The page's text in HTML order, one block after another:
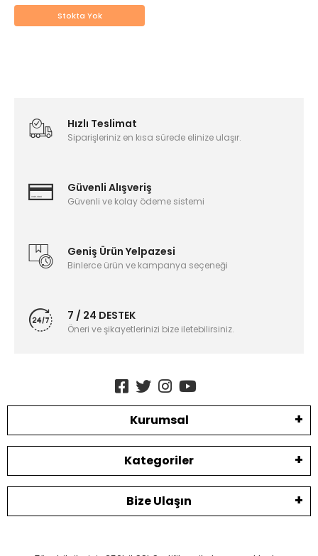
Stokta Yok
Hızlı Teslimat
Siparişleriniz en kısa sürede elinize ulaşır.
Güvenli Alışveriş
Güvenli ve kolay ödeme sistemi
Geniş Ürün Yelpazesi
Binlerce ürün ve kampanya seçeneği
7 / 24 DESTEK
Öneri ve şikayetlerinizi bize iletebilirsiniz.
Kurumsal
Kategoriler
Bize Ulaşın